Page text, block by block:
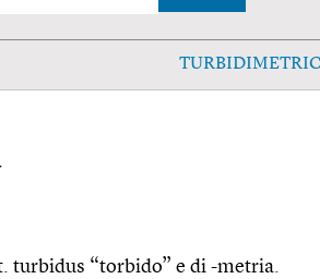
turbidus “torbido” e di -metria.